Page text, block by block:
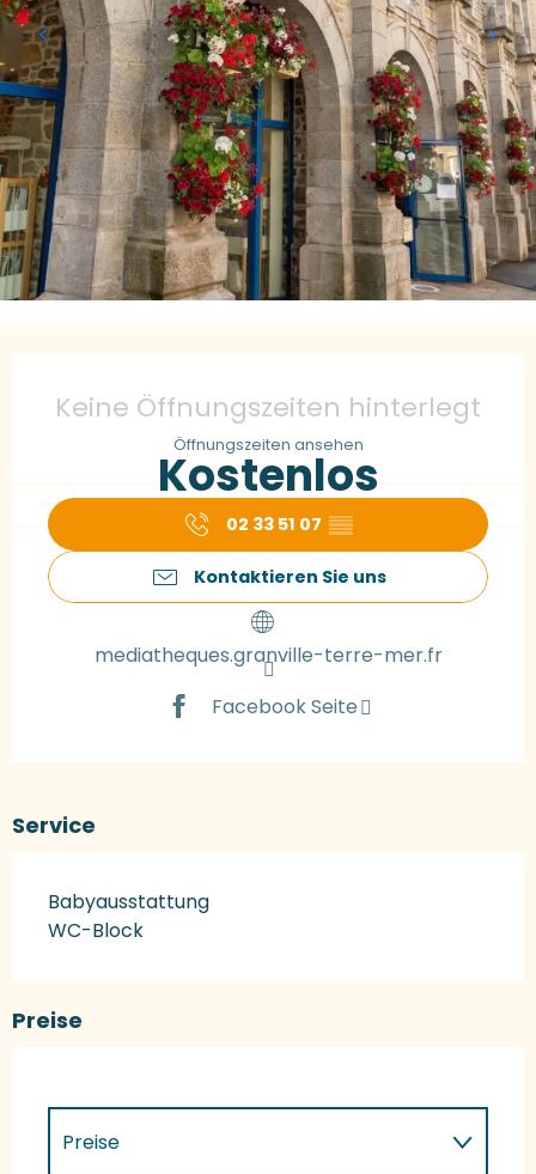
Keine Öffnungszeiten hinterlegt
Öffnungszeiten ansehen
Kostenlos
02 33 51 07 ▒▒
Kontaktieren Sie uns
mediatheques.granville-terre-mer.fr
Facebook Seite
Service
Babyausstattung
WC-Block
Preise
Preise